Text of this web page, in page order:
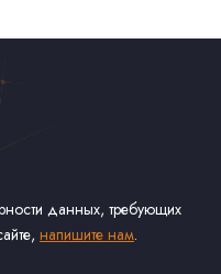
данных, требующих
напишите нам.